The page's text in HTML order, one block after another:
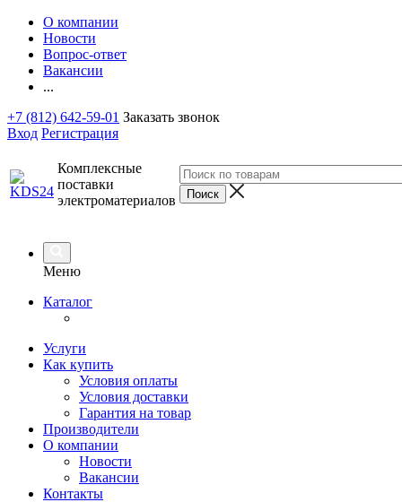
О компании
Новости
Вопрос-ответ
Вакансии
...
+7 (812) 642-59-01 Заказать звонок
Вход Регистрация
Комплексные
поставки
электроматериалов
Меню
Каталог
Услуги
Как купить
Условия оплаты
Условия доставки
Гарантия на товар
Производители
О компании
Новости
Вакансии
Контакты